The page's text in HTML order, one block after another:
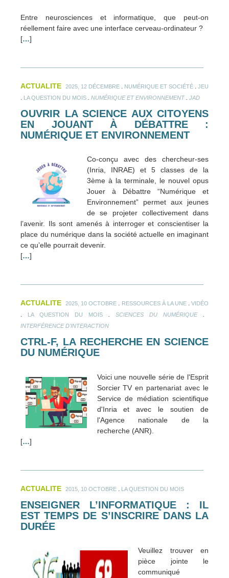
Entre neurosciences et informatique, que peut-on
réellement faire avec une interface cerveau-ordinateur ?
[…]
ACTUALITE 2025, 12 DÉCEMBRE NUMÉRIQUE ET SOCIÉTÉ JEU
LA QUESTION DU MOIS NUMÉRIQUE ET ENVIRONNEMENT. JAD
OUVRIR LA SCIENCE AUX CITOYENS
EN JOUANT À DÉBATTRE :
NUMÉRIQUE ET ENVIRONNEMENT
Co-conçu avec des chercheur-ses
(Inria, INRAE) et 5 classes de la
3ème à la terminale, le nouvel opus
Jouer à Débattre “Numérique et
Environnement” permet aux jeunes
de se projeter collectivement dans
l’avenir. Ils sont amenés à interroger et conscientiser la
place du numérique dans la société actuelle en imaginant
ce qu’elle pourrait devenir.
[…]
ACTUALITE 2025, 10 OCTOBRE RESSOURCES À LA UNE.VIDÉO
LA QUESTION DU MOIS SCIENCES DU NUMÉRIQUE.
INTERFÉRENCE D'INTERACTION
CTRL-F, LA RECHERCHE EN SCIENCE
DU NUMÉRIQUE
Voici une nouvelle série de l'Esprit
Sorcier TV en partenariat avec le
Service de médiation scientifique
d'Inria et avec le soutien de
l'Agence nationale de la
recherche (ANR).
[…]
ACTUALITE 2015, 10 OCTOBRE LA QUESTION DU MOIS
ENSEIGNER L’INFORMATIQUE : IL
EST TEMPS DE S’INSCRIRE DANS LA
DURÉE
Veuillez trouver en
pièce jointe le
communiqué